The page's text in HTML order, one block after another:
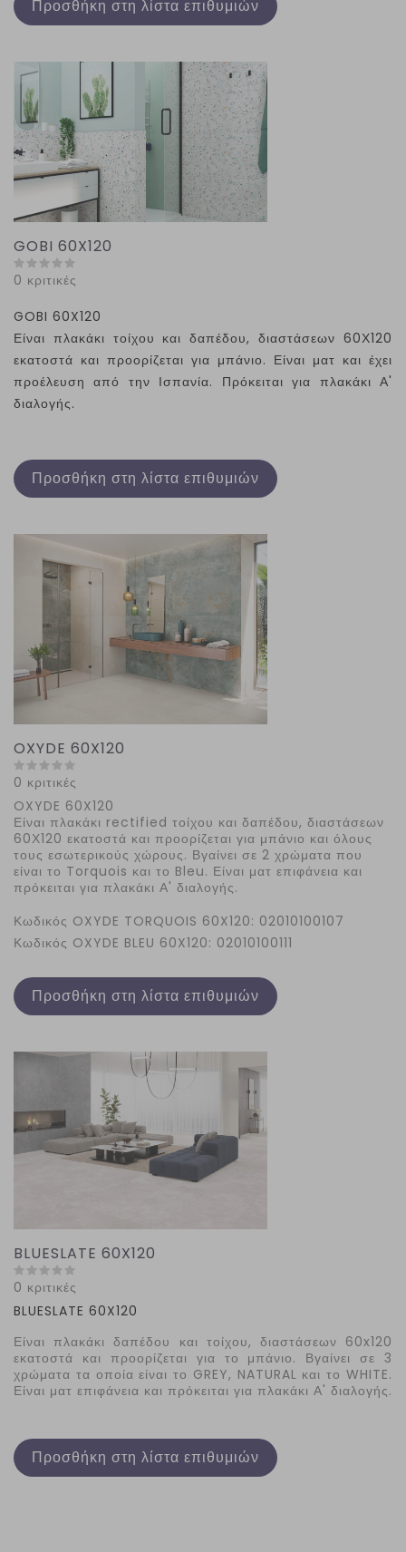
Προσθήκη στη λίστα επιθυμιών
GOBI 60X120
0 κριτικές
GOBI 60X120
Είναι πλακάκι τοίχου και δαπέδου, διαστάσεων 60Χ120
εκατοστά και προορίζεται για μπάνιο. Είναι ματ και έχει
προέλευση από την Ισπανία. Πρόκειται για πλακάκι Α'
διαλογής.
Προσθήκη στη λίστα επιθυμιών
OXYDE 60X120
0 κριτικές
OXYDE 60X120
Είναι πλακάκι rectified τοίχου και δαπέδου, διαστάσεων
60Χ120 εκατοστά και προορίζεται για μπάνιο και όλους
τους εσωτερικούς χώρους. Βγαίνει σε 2 χρώματα που
είναι το Torquois και το Bleu. Είναι ματ επιφάνεια και
πρόκειται για πλακάκι Α' διαλογής.
Κωδικός OXYDE TORQUOIS 60X120: 02010100107
Κωδικός OXYDE BLEU 60X120: 02010100111
Προσθήκη στη λίστα επιθυμιών
BLUESLATE 60X120
0 κριτικές
BLUESLATE 60X120
Είναι πλακάκι δαπέδου και τοίχου, διαστάσεων 60x120
εκατοστά και προορίζεται για το μπάνιο. Βγαίνει σε 3
χρώματα τα οποία είναι το GREY, NATURAL και το WHITE.
Είναι ματ επιφάνεια και πρόκειται για πλακάκι Α' διαλογής.
Προσθήκη στη λίστα επιθυμιών